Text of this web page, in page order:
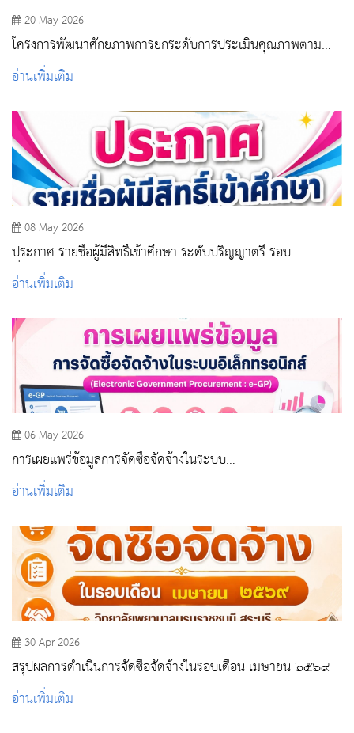
20 May 2026
โครงการพัฒนาศักยภาพการยกระดับการประเมินคุณภาพตาม
มาตรฐานคุณภาพหน่วยบริการปฐมภูมิ
อ่านเพิ่มเติม
08 May 2026
ประกาศ รายชื่อผู้มีสิทธิ์เข้าศึกษา ระดับปริญญาตรี รอบ
ที่ 2 Quota ปีการศึกษา 2569
อ่านเพิ่มเติม
06 May 2026
การเผยแพร่ข้อมูลการจัดซื้อจัดจ้างในระบบ
อิเล็กทรอนิกส์(Electronic Government Procurement : E-GP)
อ่านเพิ่มเติม
30 Apr 2026
สรุปผลการดำเนินการจัดซื้อจัดจ้างในรอบเดือน เมษายน ๒๕๖๙
อ่านเพิ่มเติม